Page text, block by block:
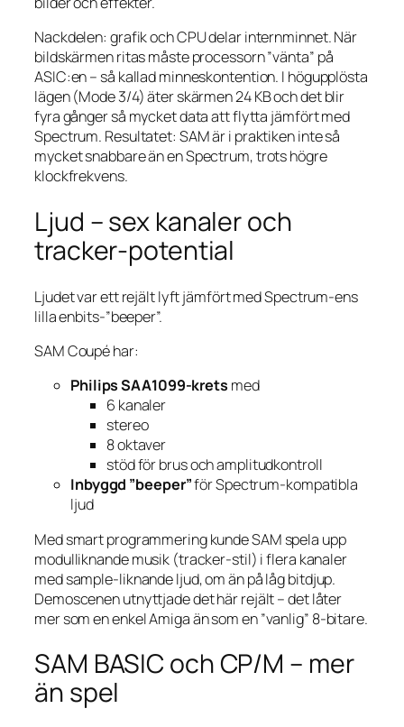
Nackdelen: grafik och CPU delar internminnet. När
bildskärmen ritas måste processorn ”vänta” på
ASIC:en – så kallad minneskontention. I högupplösta
lägen (Mode 3/4) äter skärmen 24 KB och det blir
fyra gånger så mycket data att flytta jämfört med
Spectrum. Resultatet: SAM är i praktiken inte så
mycket snabbare än en Spectrum, trots högre
klockfrekvens.
Ljud – sex kanaler och
tracker-potential
Ljudet var ett rejält lyft jämfört med Spectrum-ens
lilla enbits-”beeper”.
SAM Coupé har:
Philips SAA1099-krets med
6 kanaler
stereo
8 oktaver
stöd för brus och amplitudkontroll
Inbyggd ”beeper”för Spectrum-kompatibla
ljud
Med smart programmering kunde SAM spela upp
modulliknande musik (tracker-stil) i flera kanaler
med sample-liknande ljud, om än på låg bitdjup.
Demoscenen utnyttjade det här rejält – det låter
mer som en enkel Amiga än som en ”vanlig” 8-bitare.
SAM BASIC och CP/M – mer
än spel